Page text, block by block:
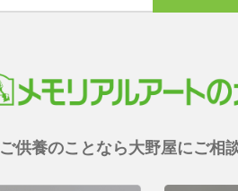
ご供養のことなら大野屋にご相